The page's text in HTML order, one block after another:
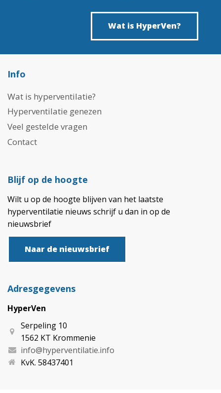
Wat is HyperVen?
Info
Wat is hyperventilatie?
Hyperventilatie genezen
Veel gestelde vragen
Contact
Blijf op de hoogte
Wilt u op de hoogte blijven van het laatste
hyperventilatie nieuws schrijf u dan in op de
nieuwsbrief
Naar de nieuwsbrief
Adresgegevens
HyperVen
Serpeling 10
1562 KT Krommenie
info@hyperventilatie.info
KvK. 58437401